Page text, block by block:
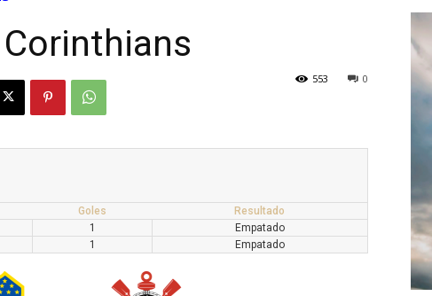
0
553
Goles
Resultado
1
Empatado
1 Empatado